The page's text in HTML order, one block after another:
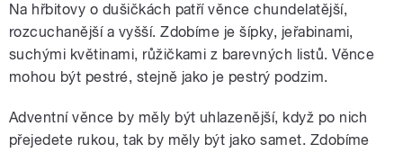
Na hřbitovy o dušičkách patří věnce chundelatější,
rozcuchanější a vyšší. Zdobíme je šípky, jeřabinami,
suchými květinami, růžičkami z barevných listů. Věnce
mohou být pestré, stejně jako je pestrý podzim.
Adventní věnce by měly být uhlazenější, když po nich
přejedete rukou, tak by měly být jako samet. Zdobíme